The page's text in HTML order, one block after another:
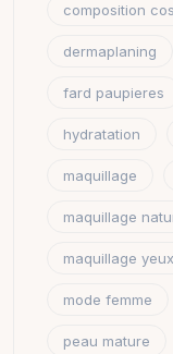
composition
dermaplaning
fard paupieres
hydratation
maquillage
maquillage
maquillage yeux
mode femme
peau mature